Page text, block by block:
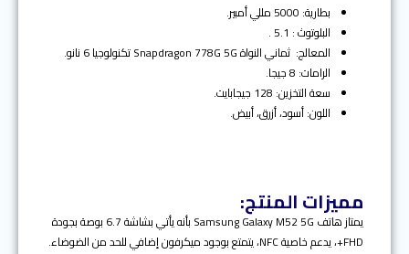
بطارية: 5000 مللي أمبير.
البلوتوث : 5.1 .
المعالج: ثماني النواة Snapdragon 778G 5G تكنولوجيا 6 نانو.
الرامات: 8 جيجا.
سعة التخزين: 128 جيجابايت.
اللون: أسود، أزرق، أبيض.
مميزات المنتج:
يمتاز هاتف Samsung Galaxy M52 5G بأنه يأتي بشاشة 6.7 بوصة بجودة
FHD+، يدعم خاصية NFC، يتمتع بوجود ميكرفون إضافي للحد من الضوضاء.